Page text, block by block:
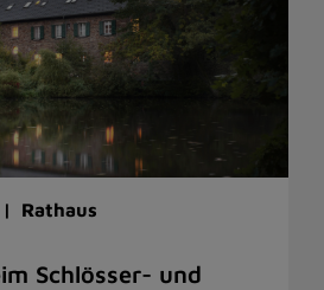
Rathaus
Schlösser- und